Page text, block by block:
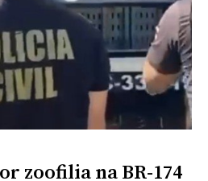
zoofilia na BR-174